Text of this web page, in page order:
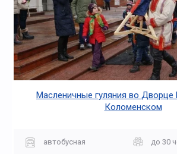
Масленичные гуляния во
Коломенском
автобусная
до 30